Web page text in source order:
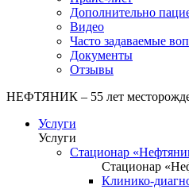
Дополнительно
Видео
Часто задаваемые
Документы
Отзывы
НЕФТЯНИК – 55 лет
Услуги
Услуги
Стационар
Стационар
Клинико-